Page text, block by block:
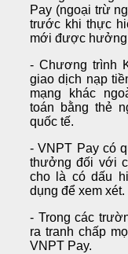
Pay (ngoại trừ
trước khi thực
mới được hưởng
- Chương trình
giao dịch nạp
mạng khác
toán bằng thẻ
quốc tế.
- VNPT Pay có
thưởng đối với
cho là có dấu
dụng để xem xét.
- Trong các
ra tranh chấp
VNPT Pay.